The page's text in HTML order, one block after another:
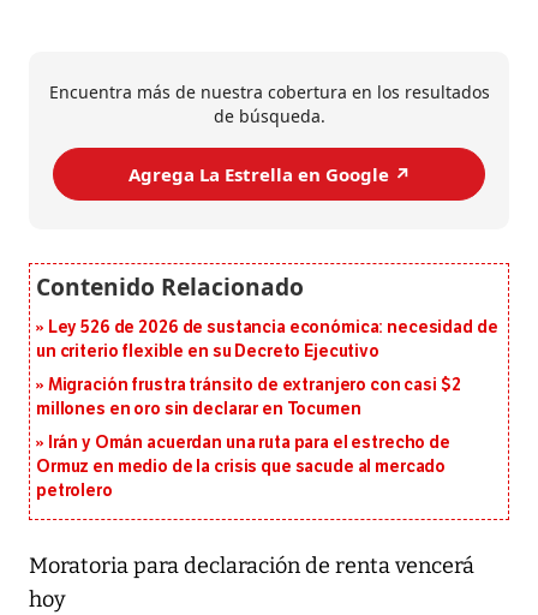
Encuentra más de nuestra cobertura en los resultados
de búsqueda.
Agrega La Estrella en Google ↗️
Ley 526 de 2026 de sustancia económica: necesidad de
un criterio flexible en su Decreto Ejecutivo
Migración frustra tránsito de extranjero con casi $2
millones en oro sin declarar en Tocumen
Irán y Omán acuerdan una ruta para el estrecho de
Ormuz en medio de la crisis que sacude al mercado
petrolero
Moratoria para declaración de renta vencerá
hoy